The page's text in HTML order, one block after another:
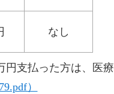
なし
円支払った方は、医療
）